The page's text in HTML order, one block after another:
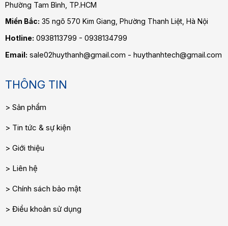
Phường Tam Bình , TP.HCM
Miền Bắc: 35 ngõ 570 Kim Giang, Phường Thanh Liệt, Hà Nội
Hotline: 0938113799 - 0938134799
Email: sale02huythanh@gmail.com - huythanhtech@gmail.com
THÔNG TIN
Sản phẩm
Tin tức & sự kiện
Giới thiệu
Liên hệ
Chính sách bảo mật
Điều khoản sử dụng